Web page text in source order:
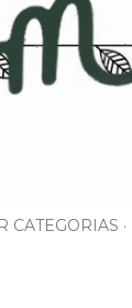
CATEGORIAS